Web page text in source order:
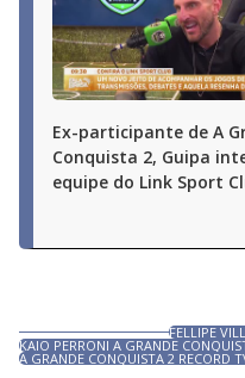
Ex-participante de A
Conquista 2, Guipa
equipe do Link Sport
FELLIPE
KAIO PERRONI A GRANDE
A GRANDE CONQUISTA 2 RECORD